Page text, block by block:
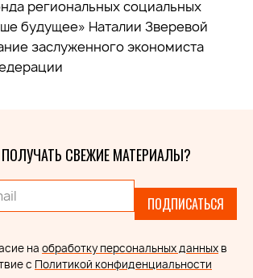
региональных социальных
будущее» Наталии Зверевой
заслуженного экономиста
СВЕЖИЕ МАТЕРИАЛЫ?
ПОДПИСАТЬСЯ
на обработку персональных данных в
с Политикой конфиденциальности